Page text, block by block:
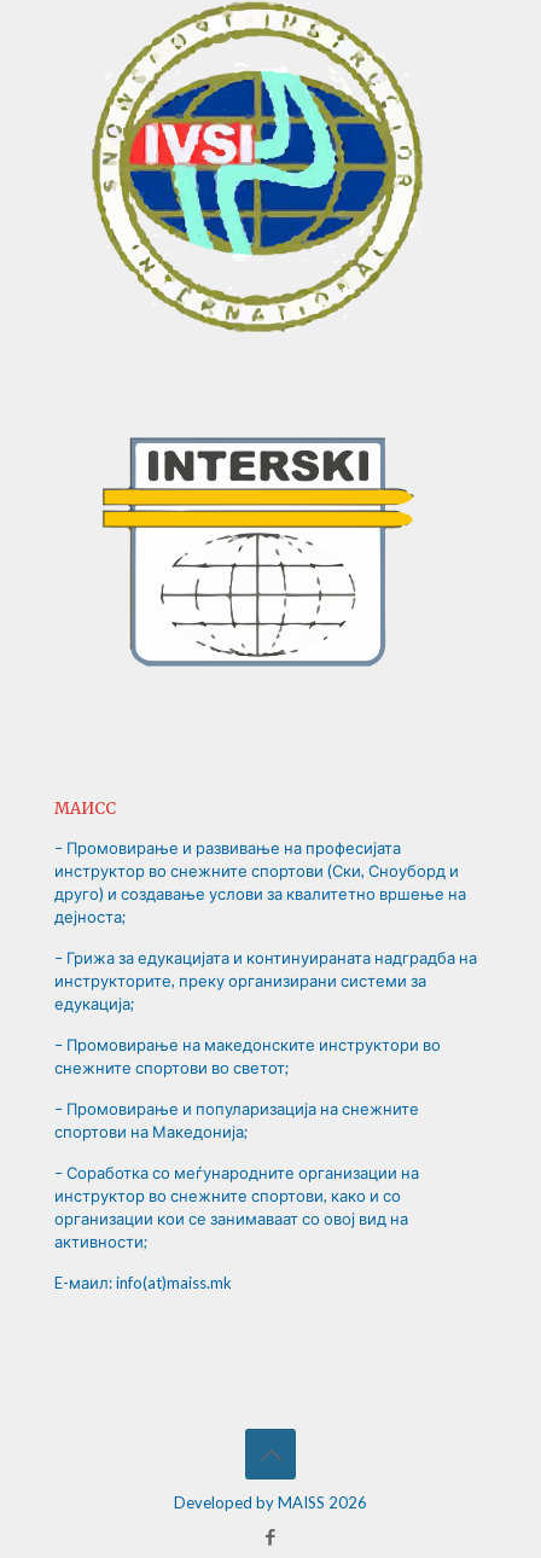
МАИСС
– Промовирање и развивање на професијата
инструктор во снежните спортови (Ски, Сноуборд и
друго) и создавање услови за квалитетно вршење на
дејноста;
– Грижа за едукацијата и континуираната надградба на
инструкторите, преку организирани системи за
едукација;
– Промовирање на македонските инструктори во
снежните спортови во светот;
– Промовирање и популаризација на снежните
спортови на Македонија;
– Соработка со меѓународните организации на
инструктор во снежните спортови, како и со
организации кои се занимаваат со овој вид на
активности;
E-маил: info(at)maiss.mk
Developed by MAISS 2026